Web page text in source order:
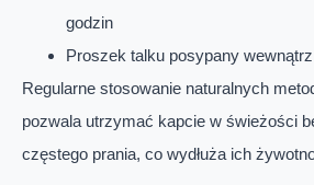
godzin
Proszek talku posypany
Regularne stosowanie naturalnych
pozwala utrzymać kapcie w świeżości
częstego prania, co wydłuża ich